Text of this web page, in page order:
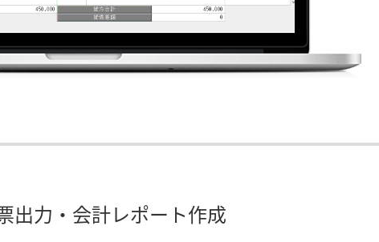
出力・会計レポート作成